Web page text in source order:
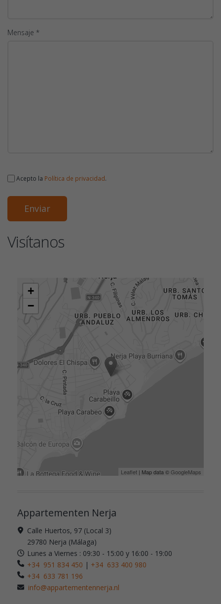
Mensaje *
Acepto la Política de privacidad.
Visítanos
+
−
Leaflet | Map data ©GoogleMaps
Appartementen Nerja
Calle Huertos, 97 (Local 3)
29780 Nerja (Málaga)
Lunes a Viernes : 09:30 - 15:00 y 16:00 - 19:00
+34 951 834 450 | +34 633 400 980
+34 633 781 196
info@appartementennerja.nl